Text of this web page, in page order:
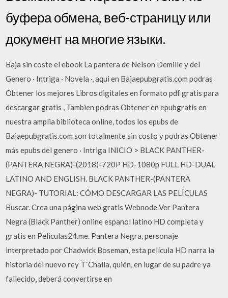
буфера обмена, веб-страницу или
документ на многие языки.
Baja sin coste el ebook La pantera de Nelson Demille y del
Genero · Intriga · Novela ·, aqui en Bajaepubgratis.com podras
Obtener los mejores Libros digitales en formato pdf gratis para
descargar gratis , Tambien podras Obtener en epubgratis en
nuestra amplia biblioteca online, todos los epubs de
Bajaepubgratis.com son totalmente sin costo y podras Obtener
más epubs del genero · Intriga INICIO > BLACK PANTHER-
(PANTERA NEGRA)-(2018)-720P HD-1080p FULL HD-DUAL
LATINO AND ENGLISH. BLACK PANTHER-(PANTERA
NEGRA)- TUTORIAL: CÓMO DESCARGAR LAS PELÍCULAS
Buscar. Crea una página web gratis Webnode Ver Pantera
Negra (Black Panther) online espanol latino HD completa y
gratis en Peliculas24.me. Pantera Negra, personaje
interpretado por Chadwick Boseman, esta película HD narra la
historia del nuevo rey T´Challa, quién, en lugar de su padre ya
fallecido, deberá convertirse en